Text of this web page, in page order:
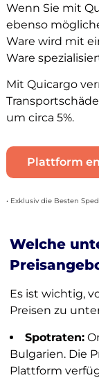
Wenn Sie mit
ebenso
Ware wird mit
Ware
Mit Quicargo
um circa 5%.
Plattform
• Exklusiv die Besten
Welche
Es ist wichtig,
Preisen zu
Spotraten:
Bulgarien. Die
Plattform